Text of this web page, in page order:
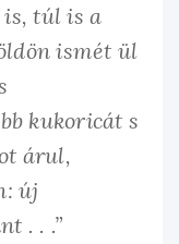
túl is a
ismét ül
kukoricát s
árul,
új
. . .”